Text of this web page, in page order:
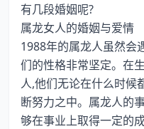
有几段婚姻呢?
属龙女人的婚姻与爱情
1988年的属龙人虽然会
们的性格非常坚定。在
人,他们无论在什么时候
断努力之中。属龙人的
够在事业上取得一定的